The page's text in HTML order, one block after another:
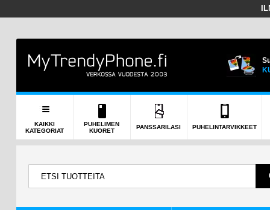
KAIKKI
KATEGORIAT
PUHELIMEN
KUORET
PANSSARILASI PUHELINTARVIKKEET